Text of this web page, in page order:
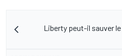
Liberty peut-il sauver